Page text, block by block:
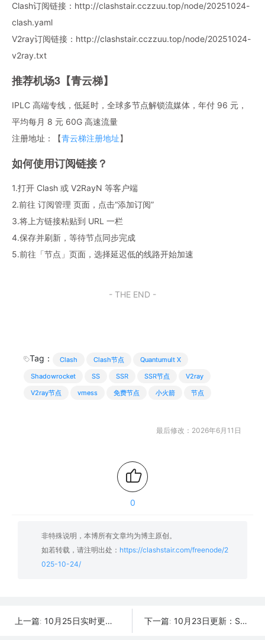
Clash订阅链接：http://clashstair.cczzuu.top/node/20251024-
clash.yaml
V2ray订阅链接：http://clashstair.cczzuu.top/node/20251024-
v2ray.txt
推荐机场3【青云梯】
IPLC 高端专线，低延时，全球多节点解锁流媒体，年付 96 元，
平均每月 8 元 60G 高速流量
注册地址：【青云梯注册地址】
如何使用订阅链接？
1.打开 Clash 或 V2RayN 等客户端
2.前往 订阅管理 页面，点击“添加订阅”
3.将上方链接粘贴到 URL 一栏
4.保存并刷新，等待节点同步完成
5.前往「节点」页面，选择延迟低的线路开始加速
- THE END -
Tag： Clash Clash节点
Quantumult X
Shadowrocket
SS SSR SSR节点
V2ray
V2ray节点
vmess 免费节点 小火箭 节点
最后修改：2026年6月11日
0
非特殊说明，本博所有文章均为博主原创。
如若转载，请注明出处： https://clashstair.com/freenode/2
025-10-24/
上一篇: 10月25日实时更新：35条可用SSR/V2Ray/Clash节点 下一篇: 10月23日更新：SSR/V2Ray/Clash可用节点31条分享